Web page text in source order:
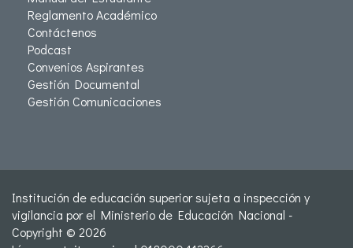
Reglamento Académico
Contáctenos
Podcast
Convenios Aspirantes
Gestión Documental
Gestión Comunicaciones
Institución de educación superior sujeta a inspección y
vigilancia por el Ministerio de Educación Nacional -
Copyright © 2026